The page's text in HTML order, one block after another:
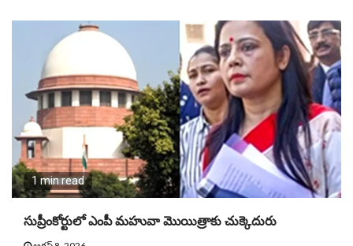
1 min read
సుప్రీంకోర్టులో ఎంపీ మహువా మొయిత్రాకు చుక్కెదురు